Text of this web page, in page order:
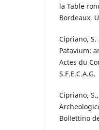
la Table
Bordeaux,
Cipriano,
Patavium:
Actes du
S.F.E.C.A.G.
Cipriano,
Bollettino